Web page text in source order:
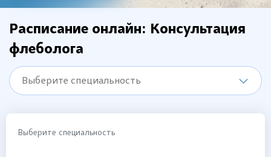
Расписание онлайн: Консультация
флеболога
Выберите специальность
Выберите специальность